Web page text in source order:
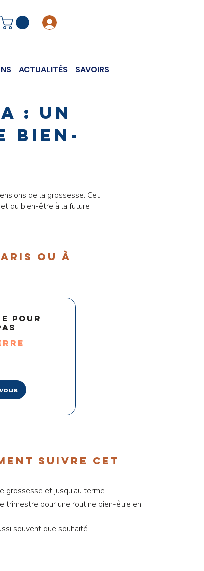
ACTUALITÉS SAVOIRS
: un
bien-
de la grossesse. Cet
du bien-être à la future
ou à
pour
suivre cet
grossesse et jusqu’au terme
trimestre pour une routine bien-être en
souvent que souhaité